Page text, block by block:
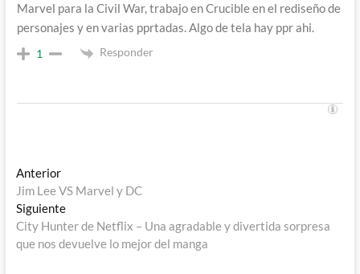
Marvel para la Civil War, trabajo en Crucible en el rediseño de
personajes y en varias pprtadas. Algo de tela hay ppr ahi.
1 Responder
Navegación
de
entradas
AnteriorEntrada
anterior:
Jim Lee VS Marvel y DC
SiguienteEntrada
siguiente:
City Hunter de Netflix – Una agradable y divertida sorpresa
que nos devuelve lo mejor del manga